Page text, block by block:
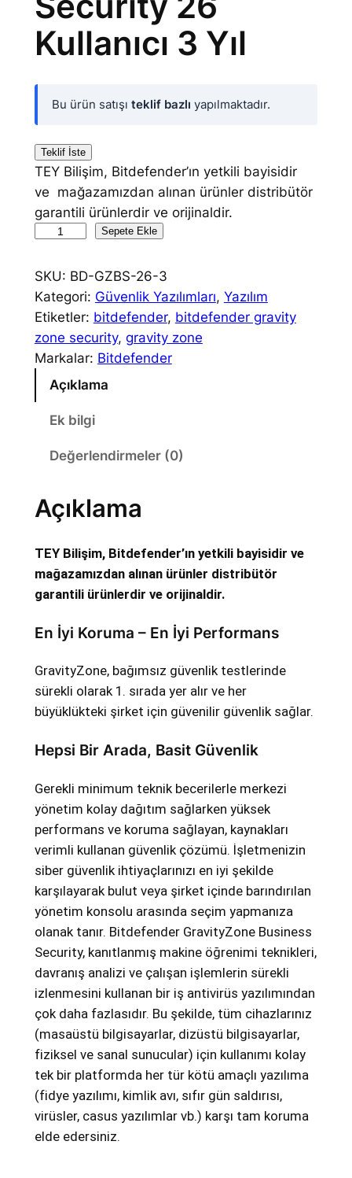
Kullanıcı 3 Yıl
Bu ürün satışı teklif bazlı yapılmaktadır.
Teklif İste
TEY Bilişim, Bitdefender’ın yetkili bayisidir
ve mağazamızdan alınan ürünler distribütör
garantili ürünlerdir ve orijinaldir.
T
D
E
F
E
a
v
t
y
z
n
e
u
i
e
s
s
S
e
c
u
r
i
t
y
2
6
K
u
l
l
a
Sepete Ekle
SKU: BD-GZBS-26-3
Kategori: Güvenlik Yazılımları, Yazılım
Etiketler: bitdefender, bitdefender gravity
zone security, gravity zone
Markalar: Bitdefender
Açıklama
Ek bilgi
Değerlendirmeler (0)
Açıklama
TEY Bilişim, Bitdefender’ın yetkili bayisidir ve
mağazamızdan alınan ürünler distribütör
garantili ürünlerdir ve orijinaldir.
En İyi Koruma – En İyi Performans
GravityZone, bağımsız güvenlik testlerinde
sürekli olarak 1. sırada yer alır ve her
büyüklükteki şirket için güvenilir güvenlik sağlar.
Hepsi Bir Arada, Basit Güvenlik
Gerekli minimum teknik becerilerle merkezi
yönetim kolay dağıtım sağlarken yüksek
performans ve koruma sağlayan, kaynakları
verimli kullanan güvenlik çözümü. İşletmenizin
siber güvenlik ihtiyaçlarınızı en iyi şekilde
karşılayarak bulut veya şirket içinde barındırılan
yönetim konsolu arasında seçim yapmanıza
olanak tanır. Bitdefender GravityZone Business
Security, kanıtlanmış makine öğrenimi teknikleri,
davranış analizi ve çalışan işlemlerin sürekli
izlenmesini kullanan bir iş antivirüs yazılımından
çok daha fazlasıdır. Bu şekilde, tüm cihazlarınız
(masaüstü bilgisayarlar, dizüstü bilgisayarlar,
fiziksel ve sanal sunucular) için kullanımı kolay
tek bir platformda her tür kötü amaçlı yazılıma
(fidye yazılımı, kimlik avı, sıfır gün saldırısı,
virüsler, casus yazılımlar vb.) karşı tam koruma
elde edersiniz.